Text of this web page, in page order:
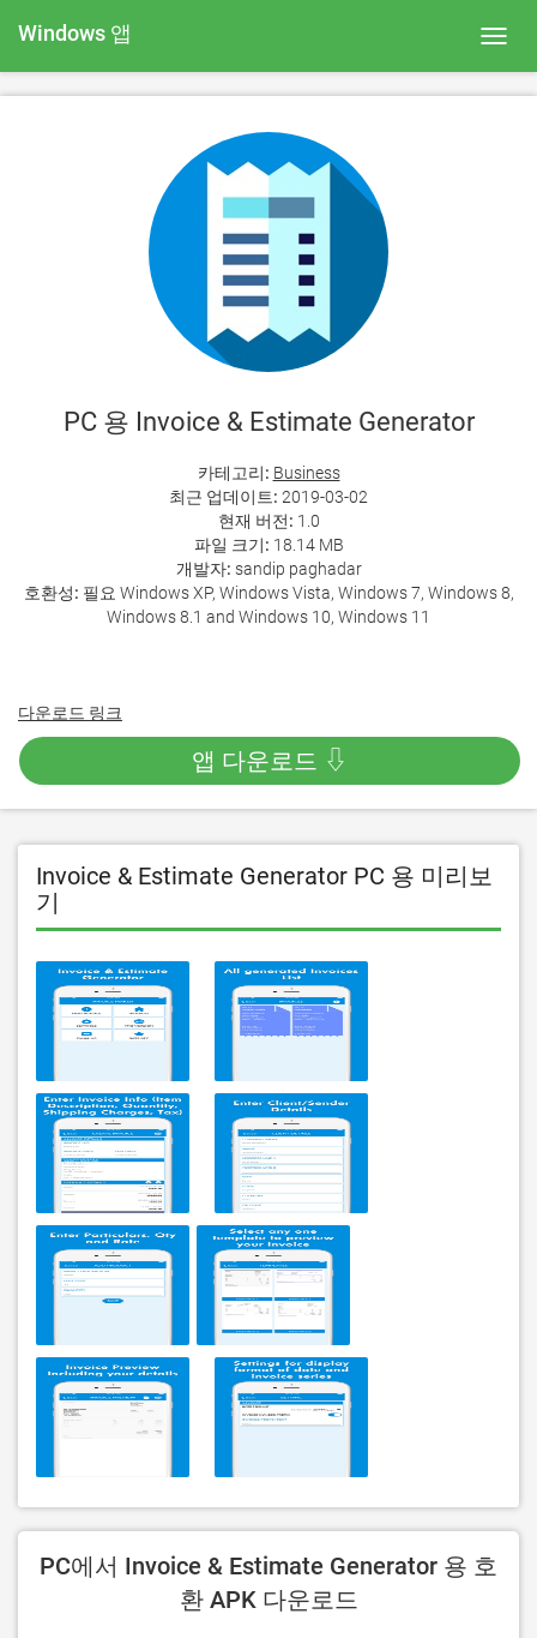
Windows 앱
PC 용 Invoice & Estimate Generator
카테고리: Business
최근 업데이트: 2019-03-02
현재 버전: 1.0
파일 크기: 18.14 MB
개발자: sandip paghadar
호환성: 필요 Windows XP, Windows Vista, Windows 7, Windows 8,
Windows 8.1 and Windows 10, Windows 11
다운로드 링크
앱 다운로드 ⇩
Invoice & Estimate Generator PC 용 미리보
기
PC에서 Invoice & Estimate Generator 용 호
환 APK 다운로드